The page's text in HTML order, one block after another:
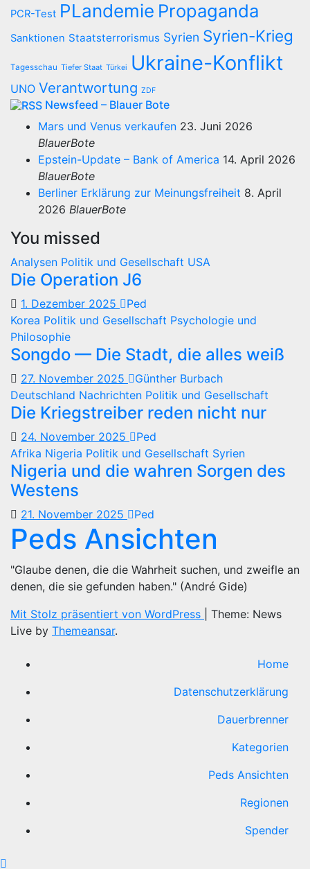
PCR-Test PLandemie Propaganda
Sanktionen Staatsterrorismus Syrien Syrien-Krieg
Tagesschau Tiefer Staat Türkei Ukraine-Konflikt
UNO Verantwortung ZDF
Newsfeed – Blauer Bote
Mars und Venus verkaufen 23. Juni 2026
BlauerBote
Epstein-Update – Bank of America 14. April 2026
BlauerBote
Berliner Erklärung zur Meinungsfreiheit 8. April
2026 BlauerBote
You missed
Analysen Politik und Gesellschaft USA
Die Operation J6
1. Dezember 2025
Ped
Korea Politik und Gesellschaft Psychologie und
Philosophie
Songdo — Die Stadt, die alles weiß
27. November 2025
Günther Burbach
Deutschland Nachrichten Politik und Gesellschaft
Die Kriegstreiber reden nicht nur
24. November 2025
Ped
Afrika Nigeria Politik und Gesellschaft Syrien
Nigeria und die wahren Sorgen des
Westens
21. November 2025 Ped
Peds Ansichten
"Glaube denen, die die Wahrheit suchen, und zweifle an
denen, die sie gefunden haben." (André Gide)
Mit Stolz präsentiert von WordPress
Theme: News
Live by Themeansar.
Home
Datenschutzerklärung
Dauerbrenner
Kategorien
Peds Ansichten
Regionen
Spender